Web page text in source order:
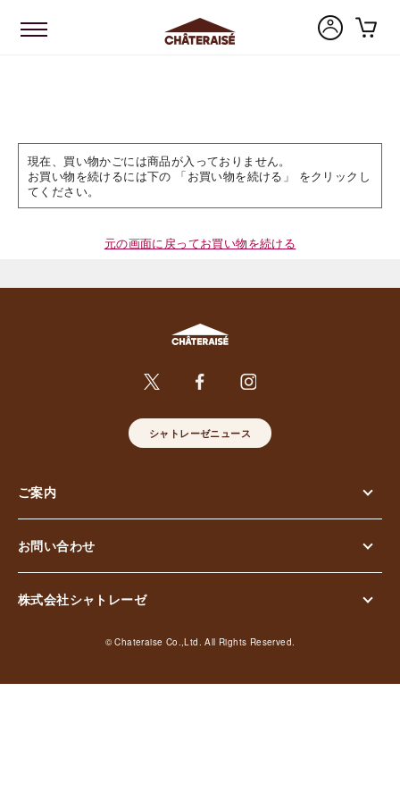
現在、買い物かごには商品が入っておりません。
お買い物を続けるには下の 「お買い物を続ける」 をクリックし
てください。
元の画面に戻ってお買い物を続ける
シャトレーゼニュース
ご案内
お問い合わせ
株式会社シャトレーゼ
© Chateraise Co.,Ltd. All Rights Reserved.